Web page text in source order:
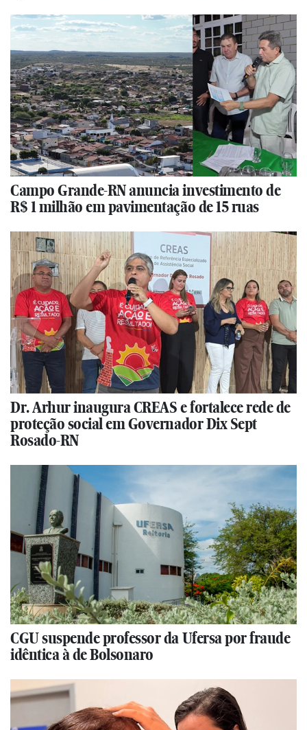
Campo Grande-RN anuncia investimento de
R$ 1 milhão em pavimentação de 15 ruas
Dr. Arhur inaugura CREAS e fortalece rede de
proteção social em Governador Dix Sept
Rosado-RN
CGU suspende professor da Ufersa por fraude
idêntica à de Bolsonaro